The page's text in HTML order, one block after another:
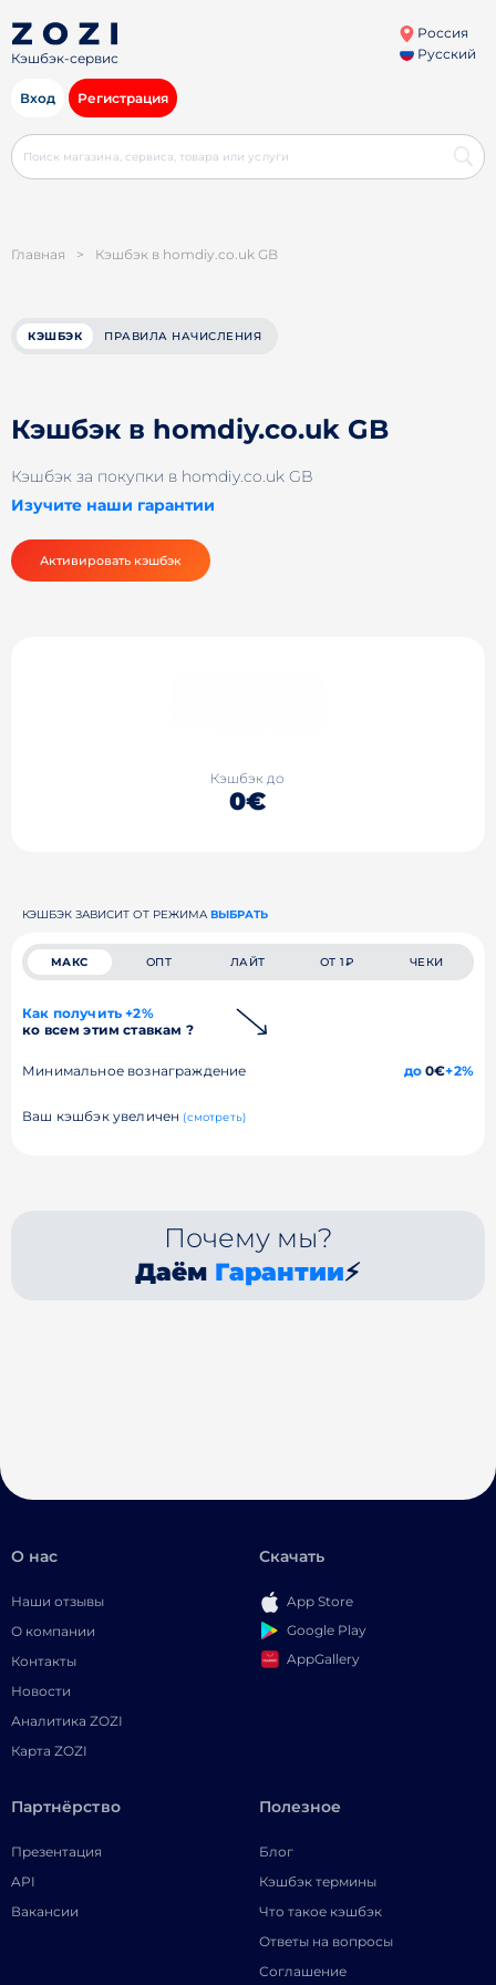
Кэшбэк-сервис
Россия
Русский
Вход Регистрация
Главная > Кэшбэк в homdiy.co.uk GB
КЭШБЭК ПРАВИЛА НАЧИСЛЕНИЯ
Кэшбэк в homdiy.co.uk GB
Кэшбэк за покупки в homdiy.co.uk GB
Изучите наши гарантии
Активировать кэшбэк
Кэшбэк до
0€
КЭШБЭК ЗАВИСИТ ОТ РЕЖИМА ВЫБРАТЬ
МАКС ОПТ ЛАЙТ ОТ 1₽ ЧЕКИ
Как получить +2%
ко всем этим ставкам ?
Минимальное вознаграждение до0€+2%
Ваш кэшбэк увеличен (смотреть)
Почему мы?
Даём Гарантии⚡
О нас
Наши отзывы
О компании
Контакты
Новости
Аналитика ZOZI
Карта ZOZI
Скачать
App Store
Google Play
AppGallery
Партнёрство
Презентация
API
Вакансии
Полезное
Блог
Кэшбэк термины
Что такое кэшбэк
Ответы на вопросы
Соглашение